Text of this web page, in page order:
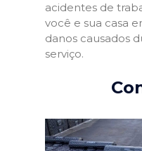
acidentes de
você e sua casa
danos causados
serviço.